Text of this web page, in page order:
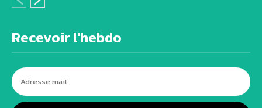
Recevoir l'hebdo